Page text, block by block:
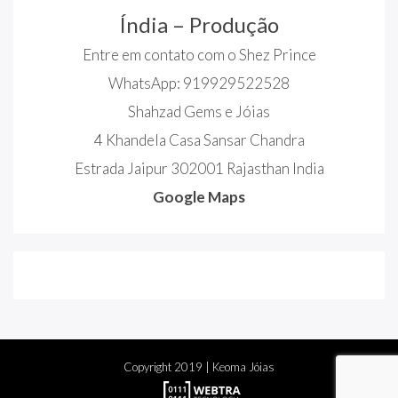
Índia – Produção
Entre em contato com o Shez Prince
WhatsApp: 919929522528
Shahzad Gems e Jóias
4 Khandela Casa Sansar Chandra
Estrada Jaipur 302001 Rajasthan India
Google Maps
Copyright 2019 | Keoma Jóias